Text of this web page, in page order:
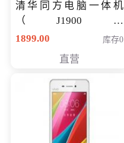
清华同方电脑一体机
（J1900四
核/4G/120G0.8CM厚度
1899.00 库存0
直营